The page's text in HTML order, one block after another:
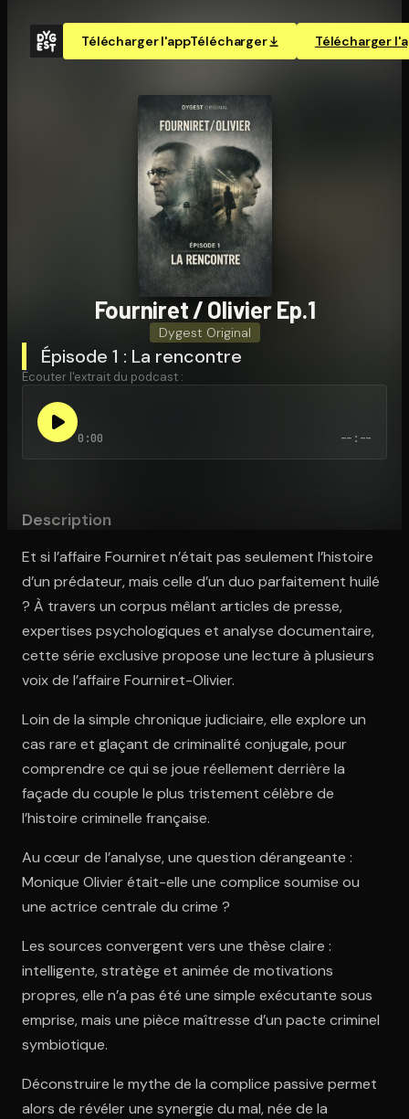
Télécharger l'appTélécharger Télécharger
Fourniret / Olivier Ep.1
Dygest Original
Épisode 1 : La rencontre
Écouter l'extrait du podcast :
0:00 --:--
Description
Et si l’affaire Fourniret n’était pas seulement l’histoire
d’un prédateur, mais celle d’un duo parfaitement huilé
? À travers un corpus mêlant articles de presse,
expertises psychologiques et analyse documentaire,
cette série exclusive propose une lecture à plusieurs
voix de l’affaire Fourniret-Olivier.
Loin de la simple chronique judiciaire, elle explore un
cas rare et glaçant de criminalité conjugale, pour
comprendre ce qui se joue réellement derrière la
façade du couple le plus tristement célèbre de
l’histoire criminelle française.
Au cœur de l’analyse, une question dérangeante :
Monique Olivier était-elle une complice soumise ou
une actrice centrale du crime ?
Les sources convergent vers une thèse claire :
intelligente, stratège et animée de motivations
propres, elle n’a pas été une simple exécutante sous
emprise, mais une pièce maîtresse d’un pacte criminel
symbiotique.
Déconstruire le mythe de la complice passive permet
alors de révéler une synergie du mal, née de la